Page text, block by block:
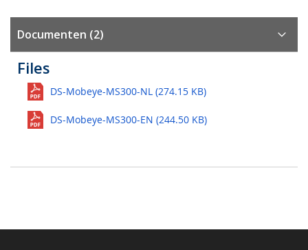
Documenten (2)
Files
DS-Mobeye-MS300-NL (274.15 KB)
DS-Mobeye-MS300-EN (244.50 KB)